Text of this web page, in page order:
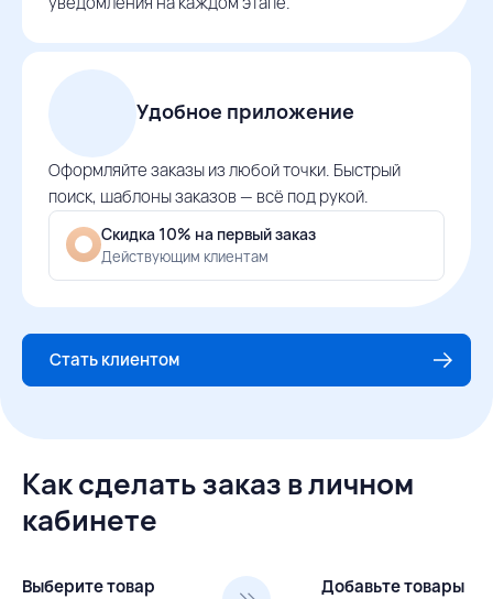
Удобное приложение
Оформляйте заказы из любой точки. Быстрый
поиск, шаблоны заказов — всё под рукой.
Скидка 10% на первый заказ
Действующим клиентам
Стать клиентом
Как сделать заказ в личном
кабинете
Выберите товар
Добавьте товары